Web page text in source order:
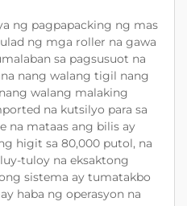
ng pagpapacking ng mas
ng mga roller na gawa
sa pagsusuot na
nang walang tigil nang
walang malaking
na kutsilyo para sa
na mataas ang bilis ay
higit sa 80,000 putol, na
tuloy na eksaktong
sistema ay tumatakbo
haba ng operasyon na